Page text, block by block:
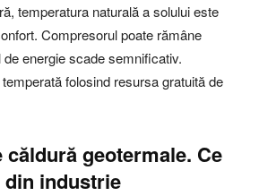
temperatura naturală a solului este
Compresorul poate rămâne
energie scade semnificativ.
folosind resursa gratuită de
căldură geotermale. Ce
din industrie